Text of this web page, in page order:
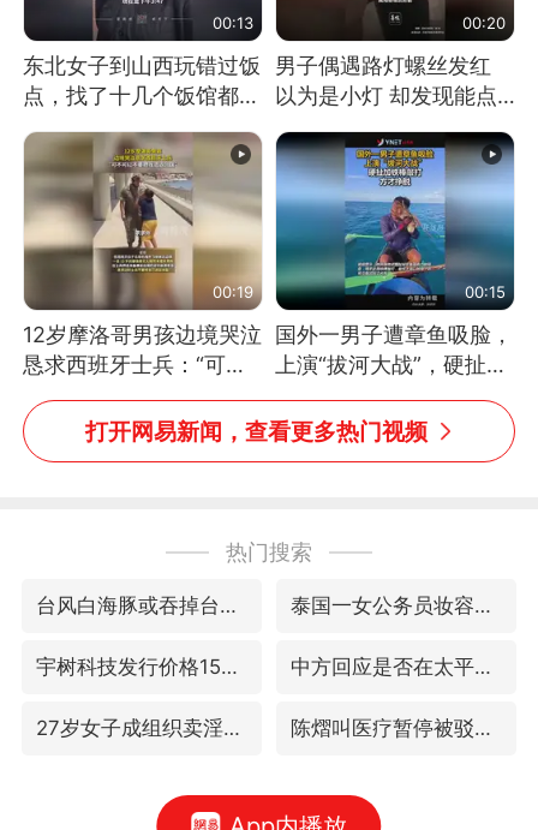
00:13
东北女子到山西玩错过饭
点，找了十几个饭馆都没
开门：午休到几点
00:20
男子偶遇路灯螺丝发红
以为是小灯 却发现能点
燃香烟 当事人：已报警
处理
00:19
12岁摩洛哥男孩边境哭泣
恳求西班牙士兵：“可不
可以不要把我遣返回国”
00:15
国外一男子遭章鱼吸脸，
上演“拔河大战”，硬扯加
铁棒敲打方才挣脱
打开网易新闻，查看更多热门视频
热门搜索
台风白海豚或吞掉台风鲸鱼 泰国一女公务员妆容引争议 本人回应
宇树科技发行价格150.80元/股 中方回应是否在太平洋海底开采稀土
27岁女子成组织卖淫集团主犯被通缉 陈熠叫医疗暂停被驳回 带伤遭逆转